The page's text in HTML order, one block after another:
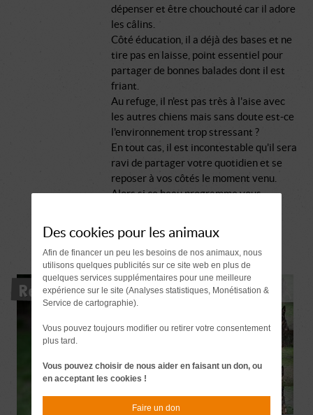
dépenser et être chouchouté car il adore
les câlins.
Côté éducation, il a déjà des bases et ne
tire pas en laisse, point essentiel pour
partager de bonnes balades dont il est
friant.
Au refuge, il n'est pas très à l'aise avec
les autres chiens mais sans doute est-ce
l'environnement trop stressant ?
En tout cas, il est incontestable qu'il sera
ravi de partager votre quotidien et se
reposer à vos côtés le moment venu.
Alors si ce beau programme vous
touchant, il vaut le détour.
Réservé
Des cookies pour les animaux
Afin de financer un peu les besoins de nos animaux, nous
utilisons quelques publicités sur ce site web en plus de
quelques services supplémentaires pour une meilleure
expérience sur le site (Analyses statistiques, Monétisation &
Service de cartographie).
Vous pouvez toujours modifier ou retirer votre consentement
plus tard.
Vous pouvez choisir de nous aider en faisant un don, ou
en acceptant les cookies !
Faire un don